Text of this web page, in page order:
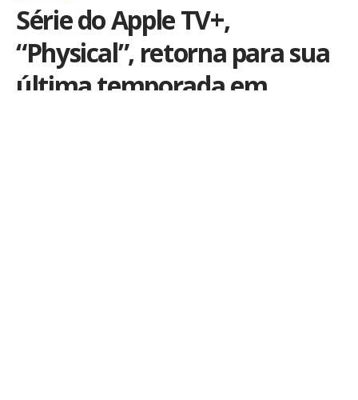
Série do Apple TV+,
“Physical”, retorna para sua
última temporada em